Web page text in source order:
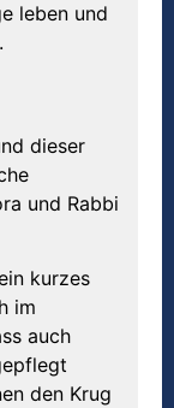
leben und
dieser
und Rabbi
kurzes
im
auch
den Krug